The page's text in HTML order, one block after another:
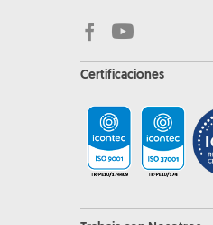
Certificaciones